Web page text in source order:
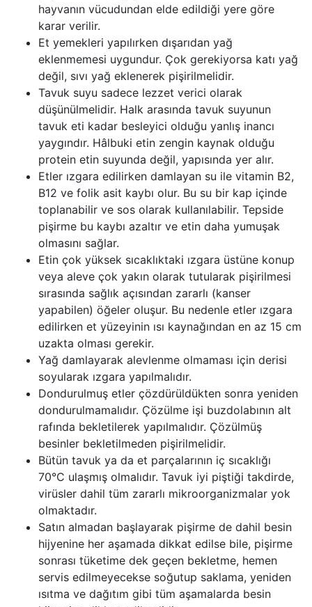
hayvanın vücudundan elde edildiği yere göre
karar verilir.
Et yemekleri yapılırken dışarıdan yağ
eklenmemesi uygundur. Çok gerekiyorsa katı yağ
değil, sıvı yağ eklenerek pişirilmelidir.
Tavuk suyu sadece lezzet verici olarak
düşünülmelidir. Halk arasında tavuk suyunun
tavuk eti kadar besleyici olduğu yanlış inancı
yaygındır. Hâlbuki etin zengin kaynak olduğu
protein etin suyunda değil, yapısında yer alır.
Etler ızgara edilirken damlayan su ile vitamin B2,
B12 ve folik asit kaybı olur. Bu su bir kap içinde
toplanabilir ve sos olarak kullanılabilir. Tepside
pişirme bu kaybı azaltır ve etin daha yumuşak
olmasını sağlar.
Etin çok yüksek sıcaklıktaki ızgara üstüne konup
veya aleve çok yakın olarak tutularak pişirilmesi
sırasında sağlık açısından zararlı (kanser
yapabilen) öğeler oluşur. Bu nedenle etler ızgara
edilirken et yüzeyinin ısı kaynağından en az 15 cm
uzakta olması gerekir.
Yağ damlayarak alevlenme olmaması için derisi
soyularak ızgara yapılmalıdır.
Dondurulmuş etler çözdürüldükten sonra yeniden
dondurulmamalıdır. Çözülme işi buzdolabının alt
rafında bekletilerek yapılmalıdır. Çözülmüş
besinler bekletilmeden pişirilmelidir.
Bütün tavuk ya da et parçalarının iç sıcaklığı
70°C ulaşmış olmalıdır. Tavuk iyi piştiği takdirde,
virüsler dahil tüm zararlı mikroorganizmalar yok
olmaktadır.
Satın almadan başlayarak pişirme de dahil besin
hijyenine her aşamada dikkat edilse bile, pişirme
sonrası tüketime dek geçen bekletme, hemen
servis edilmeyecekse soğutup saklama, yeniden
ısıtma ve dağıtım gibi tüm aşamalarda besin